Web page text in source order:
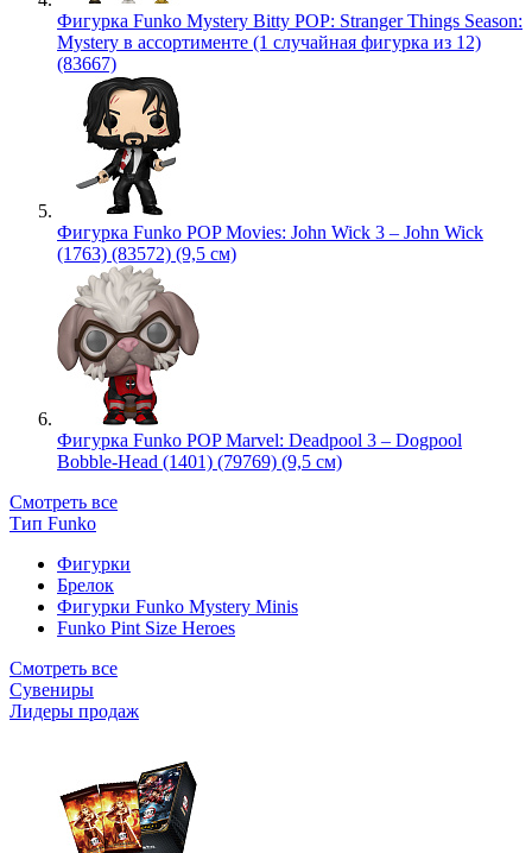
Фигурка Funko Mystery Bitty POP: Stranger Things Season:
Mystery в ассортименте (1 случайная фигурка из 12)
(83667)
Фигурка Funko POP Movies: John Wick 3 – John Wick
(1763) (83572) (9,5 см)
Фигурка Funko POP Marvel: Deadpool 3 – Dogpool
Bobble-Head (1401) (79769) (9,5 см)
Смотреть все
Тип Funko
Фигурки
Брелок
Фигурки Funko Mystery Minis
Funko Pint Size Heroes
Смотреть все
Сувениры
Лидеры продаж